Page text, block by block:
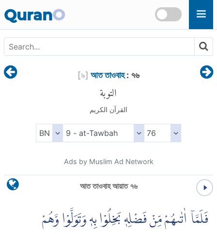
QuranO
[৯] আত তাওবাহ: ৭৬
التوبة
القرآن الكريم
Ads by Muslim Ad Network
আত তাওবাহ আয়াত ৭৬
فَلَمَّآ اٰتٰىهُمْ مِّنْ فَضْلِهٖ بَخِلُوْا بِهٖ وَتَوَلَّوْا وَّهُمْ